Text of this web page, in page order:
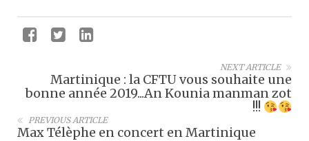
NEXT ARTICLE
Martinique : la CFTU vous souhaite une
bonne année 2019...An Kounia manman zot
!!!
PREVIOUS ARTICLE
Max Télèphe en concert en Martinique